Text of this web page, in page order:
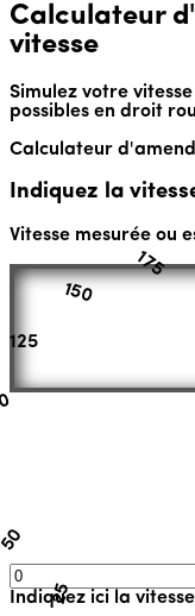
Calculateur
vitesse
Simulez votre
possibles en droit
Calculateur
Indiquez la
Vitesse mesurée ou
25
125
150
175
Indiquez ici la